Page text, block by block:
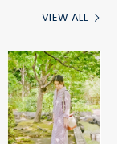
VIEW ALL